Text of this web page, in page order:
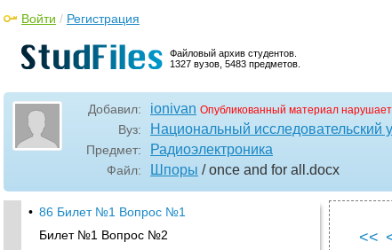
Файловый архив студентов.
1327 вузов, 5483 предметов.
Войти / Регистрация
Добавил: ionivan Опубликованный материал
Вуз: Национальный исследовательский
Предмет: Радиоэлектроника
Файл: Шпоры / once and for all .docx
• 86 Билет №1 Вопрос №1
Билет №1 Вопрос №2
<<